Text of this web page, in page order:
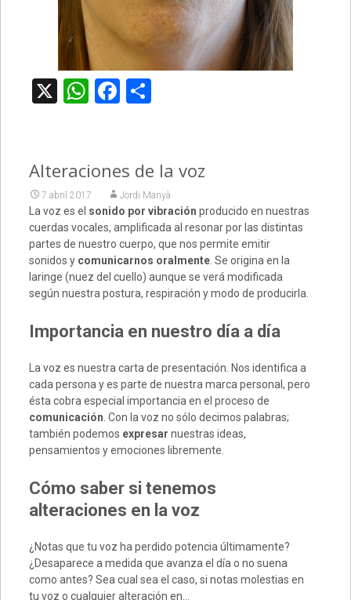
X WhatsApp
Facebook
Compartir
Alteraciones de la voz
7 abril 2017 Jordi Manyà
La voz es el sonido por vibración producido en nuestras
cuerdas vocales, amplificada al resonar por las distintas
partes de nuestro cuerpo, que nos permite emitir
sonidos y comunicarnos oralmente. Se origina en la
laringe (nuez del cuello) aunque se verá modificada
según nuestra postura, respiración y modo de producirla.
Importancia en nuestro día a día
La voz es nuestra carta de presentación. Nos identifica a
cada persona y es parte de nuestra marca personal, pero
ésta cobra especial importancia en el proceso de
comunicación . Con la voz no sólo decimos palabras;
también podemos expresar nuestras ideas,
pensamientos y emociones libremente.
Cómo saber si tenemos
alteraciones en la voz
¿Notas que tu voz ha perdido potencia últimamente?
¿Desaparece a medida que avanza el día o no suena
como antes? Sea cual sea el caso, si notas molestias en
tu voz o cualquier alteración en…